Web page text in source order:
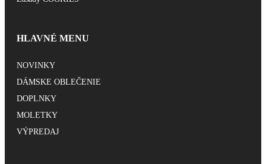
HLAVNÉ MENU
NOVINKY
DÁMSKE OBLEČENIE
DOPLNKY
MOLETKY
VÝPREDAJ